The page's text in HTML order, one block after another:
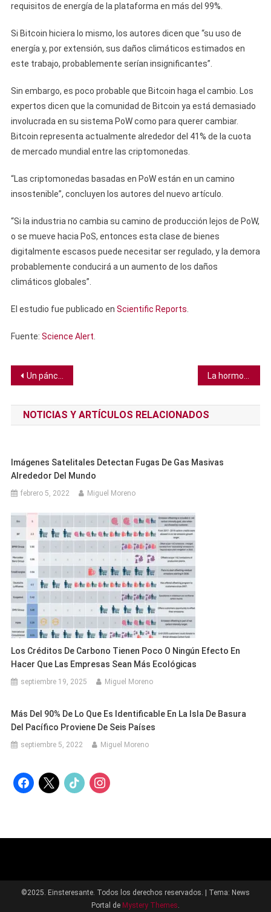
requisitos de energía de la plataforma en más del 99%.
Si Bitcoin hiciera lo mismo, los autores dicen que “su uso de
energía y, por extensión, sus daños climáticos estimados en
este trabajo, probablemente serían insignificantes”.
Sin embargo, es poco probable que Bitcoin haga el cambio. Los
expertos dicen que la comunidad de Bitcoin ya está demasiado
involucrada en su sistema PoW como para querer cambiar.
Bitcoin representa actualmente alrededor del 41% de la cuota
de mercado mundial entre las criptomonedas.
“Las criptomonedas basadas en PoW están en un camino
insostenible”, concluyen los autores del nuevo artículo.
“Si la industria no cambia su camino de producción lejos de PoW,
o se mueve hacia PoS, entonces esta clase de bienes
digitalmente escasos puede necesitar ser regulado, y la demora
probablemente conducirá a un aumento de los daños
climáticos globales”.
El estudio fue publicado en Scientific Reports
Fuente: Science Alert
Navegación
de
entradas
Un páncreas biónico suministra automáticamente insulina a pacientes con diabetes tipo 1
NOTICIAS Y ARTÍCULOS RELACIONADOS
Imágenes Satelitales Detectan Fugas De Gas Masivas
Alrededor Del Mundo
febrero 5, 2022 Miguel Moreno
Los Créditos De Carbono Tienen Poco O Ningún Efecto En
Hacer Que Las Empresas Sean Más Ecológicas
septiembre 19, 2025 Miguel Moreno
Más Del 90% De Lo Que Es Identificable En La Isla De Basura
Del Pacífico Proviene De Seis Países
septiembre 5, 2022 Miguel Moreno
facebook
x tiktok instagram
©2025. Einsteresante. Todos los derechos reservados.
Tema: News
Portal de Mystery Themes.